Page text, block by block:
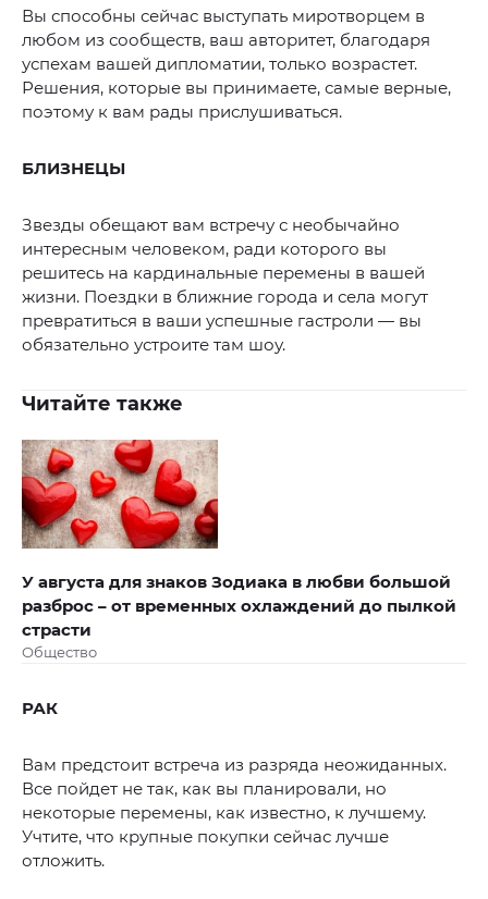
Вы способны сейчас выступать миротворцем в
любом из сообществ, ваш авторитет, благодаря
успехам вашей дипломатии, только возрастет.
Решения, которые вы принимаете, самые верные,
поэтому к вам рады прислушиваться.
БЛИЗНЕЦЫ
Звезды обещают вам встречу с необычайно
интересным человеком, ради которого вы
решитесь на кардинальные перемены в вашей
жизни. Поездки в ближние города и села могут
превратиться в ваши успешные гастроли — вы
обязательно устроите там шоу.
Читайте также
У августа для знаков Зодиака в любви большой
разброс – от временных охлаждений до пылкой
страсти
Общество
РАК
Вам предстоит встреча из разряда неожиданных.
Все пойдет не так, как вы планировали, но
некоторые перемены, как известно, к лучшему.
Учтите, что крупные покупки сейчас лучше
отложить.